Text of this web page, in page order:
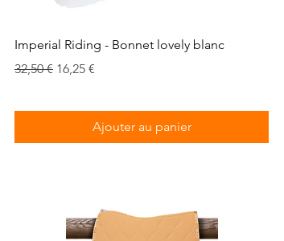
Aperçu rapide
Imperial Riding - Bonnet lovely blanc
Prix original
32,50 € Prix promotionnel
16,25 €
Ajouter au panier